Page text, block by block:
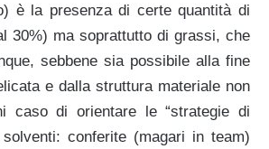
è la presenza di certe quantità di
30%) ma soprattutto di grassi, che
sebbene sia possibile alla fine
e dalla struttura materiale non
caso di orientare le “strategie di
conferite (magari in team)